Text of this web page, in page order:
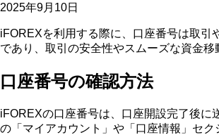
2025年9月10日
iFOREXを利用する際に、口座番号は取引
であり、取引の安全性やスムーズな資金移
口座番号の確認方法
iFOREXの口座番号は、口座開設完了後に
の「マイアカウント」や「口座情報」セ